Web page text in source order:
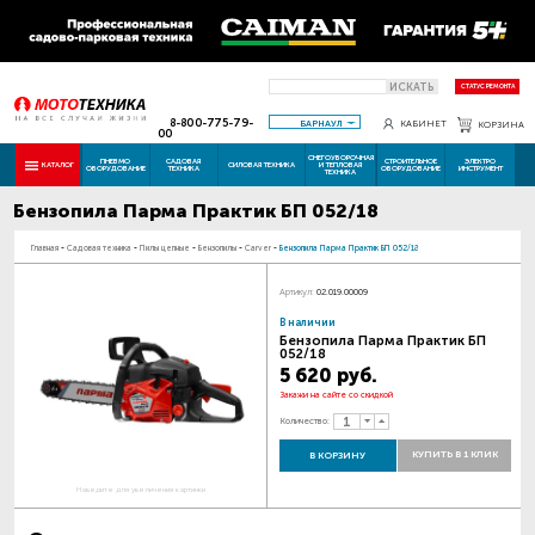
ИСКАТЬ СТАТУС РЕМОНТА
8-800-775-79-
00
БАРНАУЛ КАБИНЕТ КОРЗИНА
КАТАЛОГ ПНЕВМО
ОБОРУДОВАНИЕ
САДОВАЯ
ТЕХНИКА СИЛОВАЯ ТЕХНИКА
СНЕГОУБОРОЧНАЯ
И ТЕПЛОВАЯ
ТЕХНИКА
СТРОИТЕЛЬНОЕ
ОБОРУДОВАНИЕ
ЭЛЕКТРО
ИНСТРУМЕНТ
Бензопила Парма Практик БП 052/18
Главная - Садовая техника - Пилы цепные - Бензопилы - Carver - Бензопила Парма Практик БП 052/18
Наведите для увеличения картинки
Артикул: 02.019.00009
В наличии
Бензопила Парма Практик БП
052/18
5 620 руб.
Закажи на сайте со скидкой
Количество:
В КОРЗИНУ КУПИТЬ В 1 КЛИК